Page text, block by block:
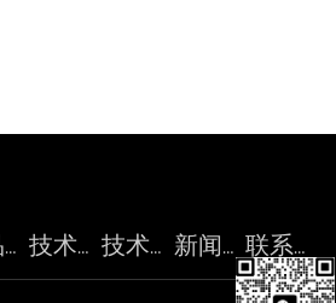
产品中心 技术服务 技术论坛 新闻资讯 联系我们